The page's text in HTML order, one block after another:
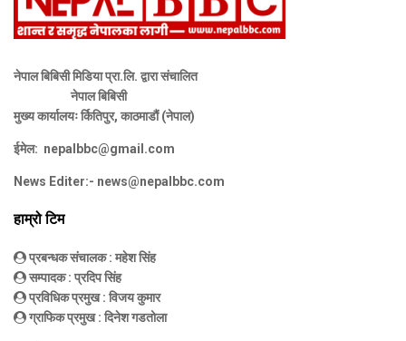
नेपाल बिबिसी मिडिया प्रा.लि. द्वारा संचालित
नेपाल बिबिसी
मुख्य कार्यालयः र्कितिपुर, काठमाडौं (नेपाल)
ईमेल: nepalbbc@gmail.com
News Editer:- news@nepalbbc.com
हाम्रो टिम
प्रबन्धक संचालक: महेश सिंह
सम्पादक: प्रदिप सिंह
प्रविधिक प्रमुख: विजय कुमार
ग्राफिक प्रमुख: दिनेश गडतोला